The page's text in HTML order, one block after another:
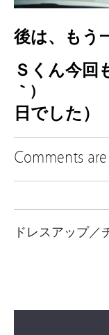
後は、もう
Ｓくん今
｀)
日でした）
Comments
ドレスアップ／